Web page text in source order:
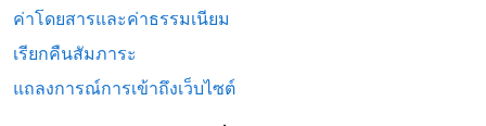
ค่าโดยสารและค่าธรรมเนียม
เรียกคืนสัมภาระ
แถลงการณ์การเข้าถึงเว็บไซต์